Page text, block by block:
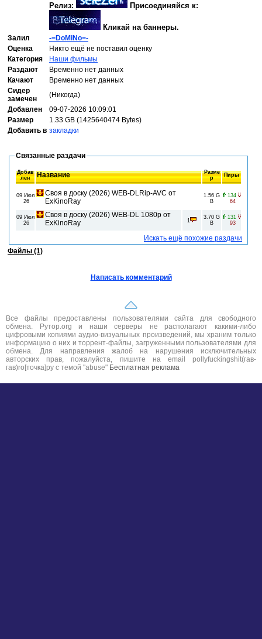
Релиз: Присоединяйся к:
Кликай на баннеры.
Залил
-=DoMiNo=-
Оценка
Никто ещё не поставил оценку
Категория
Наши фильмы
Раздают
Временно нет данных
Качают
Временно нет данных
Сидер
замечен
(Никогда)
Добавлен
09-07-2026 10:09:01
Размер
1.33 GB (1425640474 Bytes)
Добавить в закладки
Связанные раздачи
Добав
лен
Название
Разме
р
Пиры
09 Июл
26
Своя в доску (2026) WEB-DLRip-AVC от
ExKinoRay
1.56 G
B
134
64
09 Июл
26
Своя в доску (2026) WEB-DL 1080p от
ExKinoRay
1
3.70 G
B
131
93
Искать ещё похожие раздачи
Файлы (1)
Написать комментарий
Все файлы предоставлены пользователями сайта для свободного
обмена. Рутор.org и наши серверы не располагают какими-либо
цифровыми копиями аудио-визуальных произведений, мы храним только
информацию о них и торрент-файлы, загруженными пользователями для
обмена. Для направления жалоб на нарушения исключительных
авторских прав, пожалуйста, пишите на email pollyfuckingshit(гав-
гав)ro[точка]ру с темой "abuse" Бесплатная реклама